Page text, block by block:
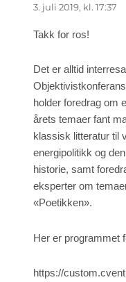
3. juli 2019, kl. 17:37
Takk for ros!
Det er alltid
holder foredrag om
årets temaer fant
klassisk litteratur til
energipolitikk og
historie, samt
eksperter om
«Poetikken».
Her er programmet
https://